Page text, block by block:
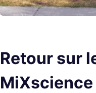
Retour sur
MiXscience